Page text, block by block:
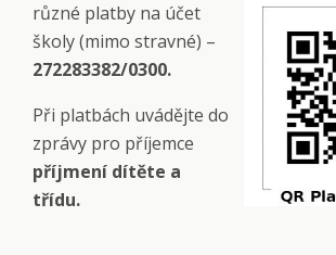
různé platby na účet
školy (mimo stravné) –
272283382/0300.
Při platbách uvádějte do
zprávy pro příjemce
příjmení dítěte a
třídu.